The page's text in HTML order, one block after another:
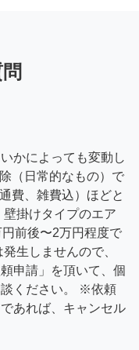
かによっても変動し
（日常的なもの）で
費、雑費込）ほどと
掛けタイプのエア
前後〜2万円程度で
生しませんので、
申請」を頂いて、個
談ください。 ※依頼
あれば、キャンセル